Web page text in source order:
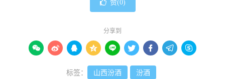
赞(0)
分享到
        
标签： 山西汾酒 汾酒